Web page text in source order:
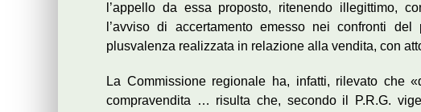
l’appello da essa proposto, ritenendo illegittimo,
l’avviso di accertamento emesso nei confronti
plusvalenza realizzata in relazione alla vendita, con
La Commissione regionale ha, infatti, rilevato che
compravendita … risulta che, secondo il P.R.G.